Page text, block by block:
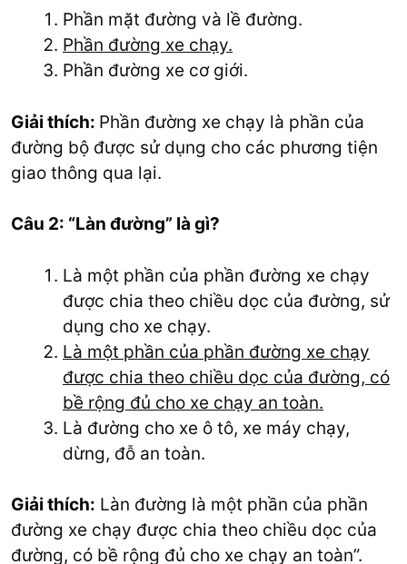
Phần mặt đường và lề đường.
Phần đường xe chạy.
Phần đường xe cơ giới.
Giải thích: Phần đường xe chạy là phần của
đường bộ được sử dụng cho các phương tiện
giao thông qua lại.
Câu 2: “Làn đường” là gì?
Là một phần của phần đường xe chạy
được chia theo chiều dọc của đường, sử
dụng cho xe chạy.
Là một phần của phần đường xe chạy
được chia theo chiều dọc của đường, có
bề rộng đủ cho xe chạy an toàn.
Là đường cho xe ô tô, xe máy chạy,
dừng, đỗ an toàn.
Giải thích: Làn đường là một phần của phần
đường xe chạy được chia theo chiều dọc của
đường, có bề rộng đủ cho xe chạy an toàn”.